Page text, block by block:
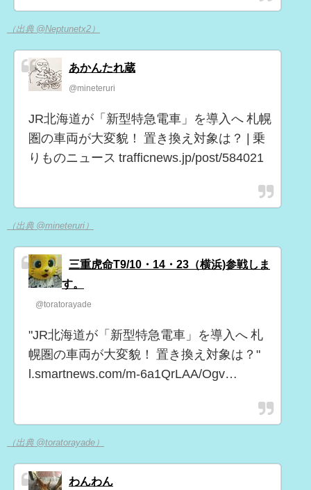
（出典 @Neptunetx2）
あかんたれ蔵
@mineteruri
JR北海道が「新型特急電車」を導入へ 札幌
圏の車両が大変貌！ 置き換え対象は？ | 乗
りものニュース trafficnews.jp/post/584021
（出典 @mineteruri）
三重虎命T9/10・14・23（横浜)参戦しま
す。
@toratorayade
"JR北海道が「新型特急電車」を導入へ 札
幌圏の車両が大変貌！ 置き換え対象は？"
l.smartnews.com/m-6a1QrLAA/Ogv…
（出典 @toratorayade）
わんわん